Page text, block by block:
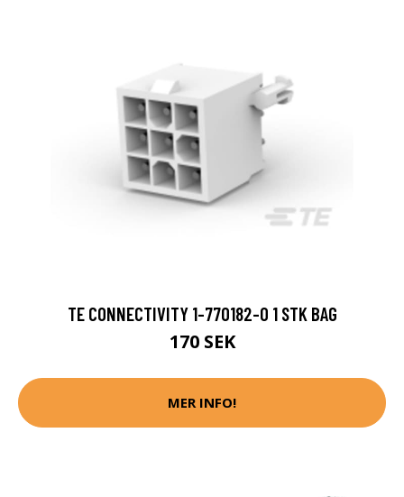
TE CONNECTIVITY 1-770182-0 1 STK BAG
170 SEK
MER INFO!